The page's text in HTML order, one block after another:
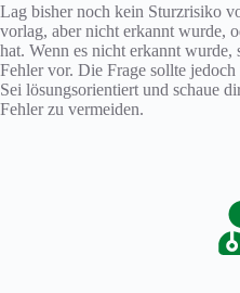
Lag bisher noch kein Sturzrisiko
vorlag, aber nicht erkannt wurde,
hat. Wenn es nicht erkannt
Fehler vor. Die Frage sollte
Sei lösungsorientiert und schaue
Fehler zu vermeiden.